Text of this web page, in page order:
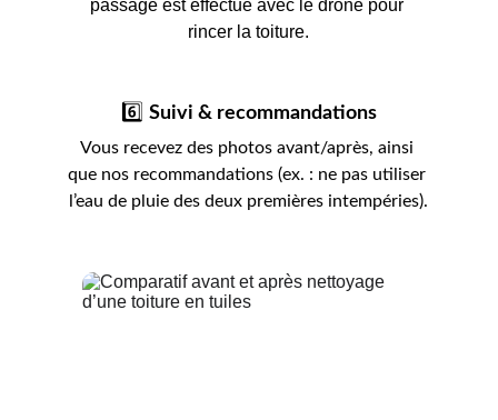
passage est effectué avec le drone pour
rincer la toiture.
6️⃣ Suivi & recommandations
Vous recevez des photos avant/après, ainsi
que nos recommandations (ex. : ne pas utiliser
l’eau de pluie des deux premières intempéries).